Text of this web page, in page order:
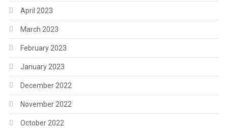
April 2023
March 2023
February 2023
January 2023
December 2022
November 2022
October 2022